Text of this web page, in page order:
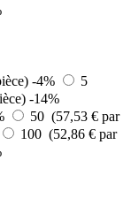
-4%
5
-14%
50 (57,53 € par
100 (52,86 € par